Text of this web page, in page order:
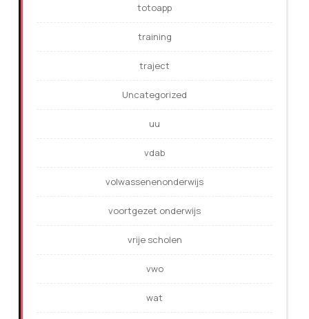
totoapp
training
traject
Uncategorized
uu
vdab
volwassenenonderwijs
voortgezet onderwijs
vrije scholen
vwo
wat